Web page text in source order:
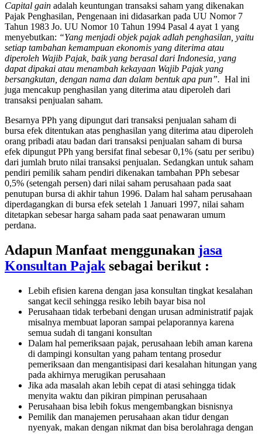
Capital gain adalah keuntungan transaksi saham yang dikenakan
Pajak Penghasilan, Pengenaan ini didasarkan pada UU Nomor 7
Tahun 1983 Jo. UU Nomor 10 Tahun 1994 Pasal 4 ayat 1 yang
menyebutkan: “Yang menjadi objek pajak adlah penghasilan, yaitu
setiap tambahan kemampuan ekonomis yang diterima atau
diperoleh Wajib Pajak, baik yang berasal dari Indonesia, yang
dapat dipakai atau menambah kekayaan Wajib Pajak yang
bersangkutan, dengan nama dan dalam bentuk apa pun”. Hal ini
juga mencakup penghasilan yang diterima atau diperoleh dari
transaksi penjualan saham.
Besarnya PPh yang dipungut dari transaksi penjualan saham di
bursa efek ditentukan atas penghasilan yang diterima atau diperoleh
orang pribadi atau badan dari transaksi penjualan saham di bursa
efek dipungut PPh yang bersifat final sebesar 0,1% (satu per seribu)
dari jumlah bruto nilai transaksi penjualan. Sedangkan untuk saham
pendiri pemilik saham pendiri dikenakan tambahan PPh sebesar
0,5% (setengah persen) dari nilai saham perusahaan pada saat
penutupan bursa di akhir tahun 1996. Dalam hal saham perusahaan
diperdagangkan di bursa efek setelah 1 Januari 1997, nilai saham
ditetapkan sebesar harga saham pada saat penawaran umum
perdana.
Adapun Manfaat menggunakan jasa
Konsultan Pajak sebagai berikut :
Lebih efisien karena dengan jasa konsultan tingkat kesalahan
sangat kecil sehingga resiko lebih bayar bisa nol
Perusahaan tidak terbebani dengan urusan administratif pajak
misalnya membuat laporan sampai pelaporannya karena
semua sudah di tangani konsultan
Dalam hal pemeriksaan pajak, perusahaan lebih aman karena
di dampingi konsultan yang paham tentang prosedur
pemeriksaan dan mengantisipasi dari kesalahan hitungan yang
pada akhirnya merugikan perusahaan
Jika ada masalah akan lebih cepat di atasi sehingga tidak
menyita waktu dan pikiran pimpinan perusahaan
Perusahaan bisa lebih fokus mengembangkan bisnisnya
Pemilik dan manajemen perusahaan akan tidur dengan
nyenyak, makan dengan nikmat dan bisa berolahraga dengan